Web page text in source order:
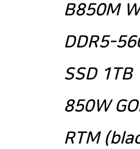
B850M
DDR5-
SSD 1TB
850W
RTM